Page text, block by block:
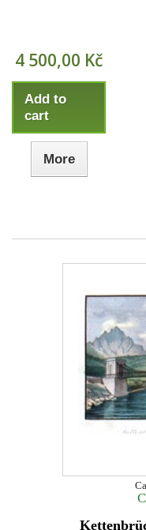
4 500,00 Kč
Add to
cart
More